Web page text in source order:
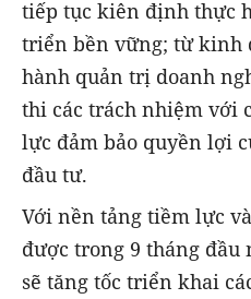
tiếp tục kiên định thực
triển bền vững; từ kinh
hành quản trị doanh
thi các trách nhiệm với
lực đảm bảo quyền lợi
đầu tư.
Với nền tảng tiềm lực
được trong 9 tháng đầu
sẽ tăng tốc triển khai